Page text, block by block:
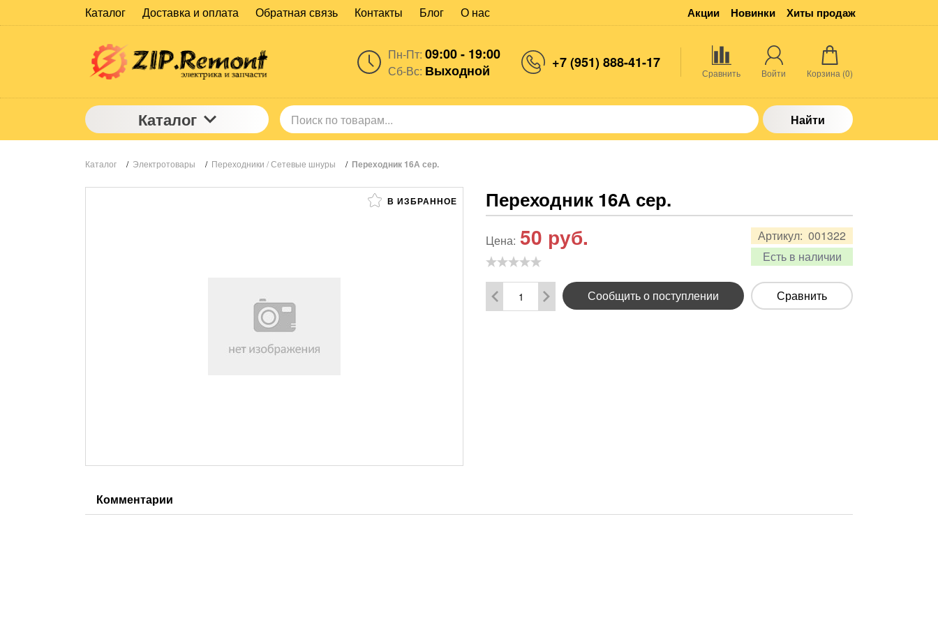
Каталог Доставка и оплата Обратная связь Контакты Блог О нас Акции Новинки Хиты продаж
Пн-Пт: 09:00 - 19:00
Сб-Вс: Выходной +7 (951) 888-41-17
Сравнить Войти Корзина (0)
Каталог Найти
Каталог / Электротовары / Переходники / Сетевые шнуры / Переходник 16А сер.
В ИЗБРАННОЕ Переходник 16А сер.
Артикул: 001322
Есть в наличии
Цена: 50 руб.
Сообщить о поступлении Сравнить
Комментарии